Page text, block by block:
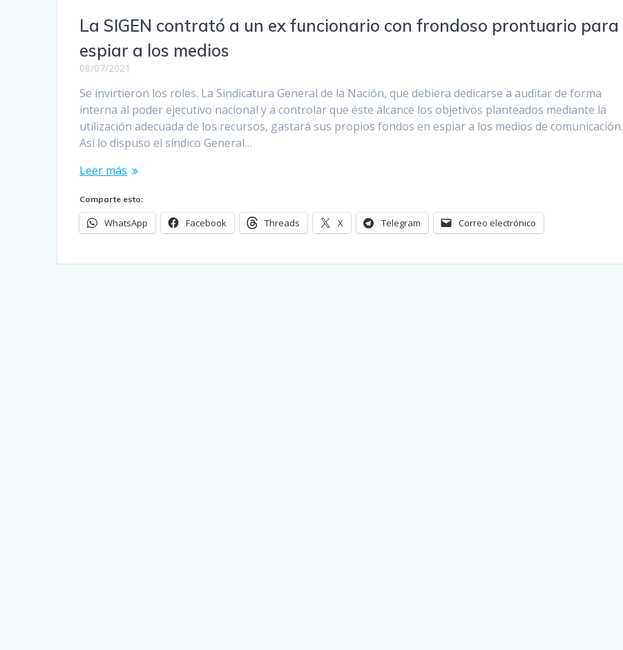
La SIGEN contrató a un ex funcionario con frondoso prontuario para
espiar a los medios
08/07/2021
Se invirtieron los roles. La Sindicatura General de la Nación, que debiera dedicarse a auditar de forma
interna al poder ejecutivo nacional y a controlar que éste alcance los objetivos planteados mediante la
utilización adecuada de los recursos, gastará sus propios fondos en espiar a los medios de comunicación.
Así lo dispuso el síndico General…
Leer más
Comparte esto:
WhatsApp Facebook Threads X Telegram Correo electrónico